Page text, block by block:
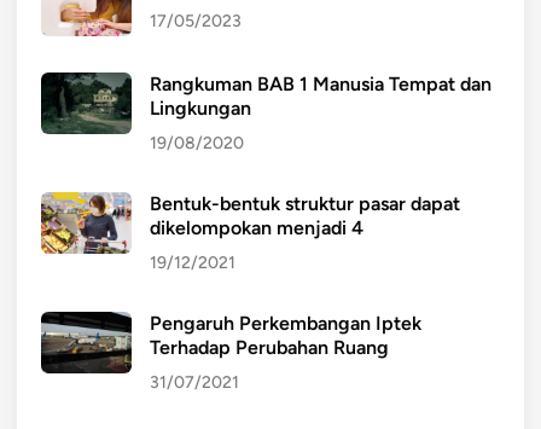
17/05/2023
Rangkuman BAB 1 Manusia Tempat dan
Lingkungan
19/08/2020
Bentuk-bentuk struktur pasar dapat
dikelompokan menjadi 4
19/12/2021
Pengaruh Perkembangan Iptek
Terhadap Perubahan Ruang
31/07/2021